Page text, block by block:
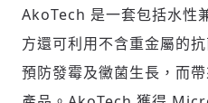
AkoTech 是一套包括水性
方還可利用不含重金屬的
預防發霉及黴菌生長，而